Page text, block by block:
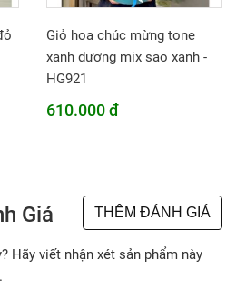
Giỏ hoa chúc mừng tone
xanh dương mix sao xanh -
HG921
610.000 đ
Giá THÊM ĐÁNH GIÁ
Hãy viết nhận xét sản phẩm này